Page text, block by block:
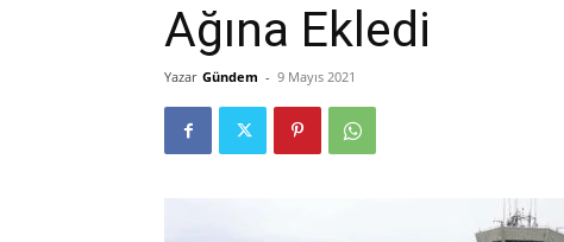
Ağına Ekledi
Yazar Gündem - 9 Mayıs 2021